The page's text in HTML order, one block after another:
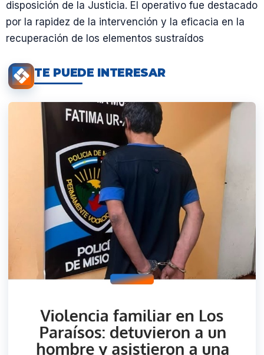
disposición de la Justicia. El operativo fue destacado
por la rapidez de la intervención y la eficacia en la
recuperación de los elementos sustraídos
TE PUEDE INTERESAR